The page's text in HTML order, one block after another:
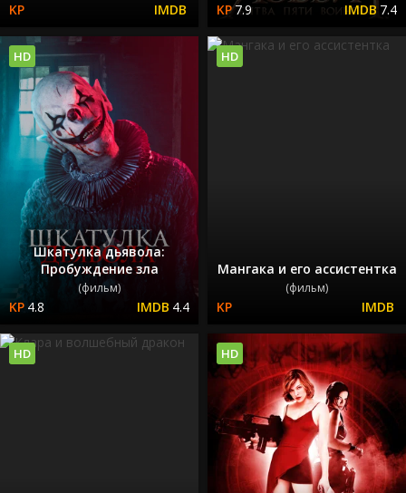
7.9 7.4
Шкатулка дьявола:
Пробуждение зла
(фильм)
4.8 4.4
HD
Мангака и его ассистентка
(фильм)
HD
HD HD